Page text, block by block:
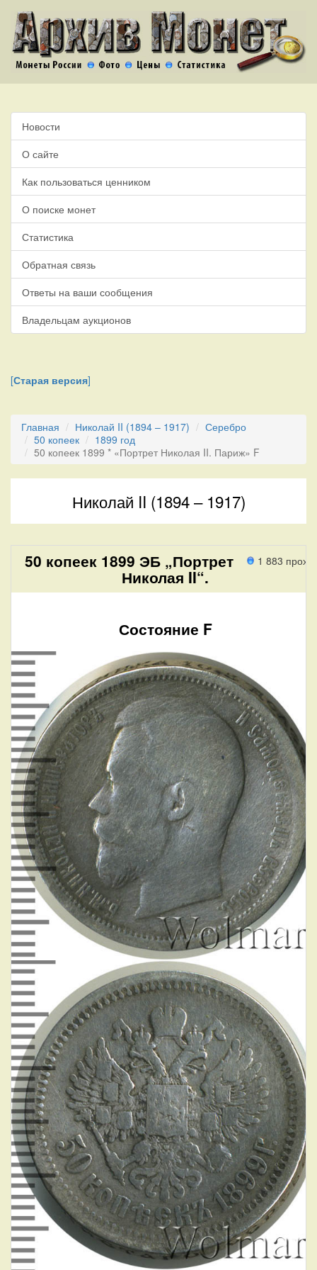
Новости
О сайте
Как пользоваться ценником
О поиске монет
Статистика
Обратная связь
Ответы на ваши сообщения
Владельцам аукционов
[Старая версия]
Главная Николай II (1894 – 1917)
Серебро
50 копеек
1899 год
50 копеек 1899 * «Портрет Николая II. Париж» F
Николай II (1894 – 1917)
1 883
50 копеек 1899 ЭБ „Портрет
Николая II“.
Состояние F